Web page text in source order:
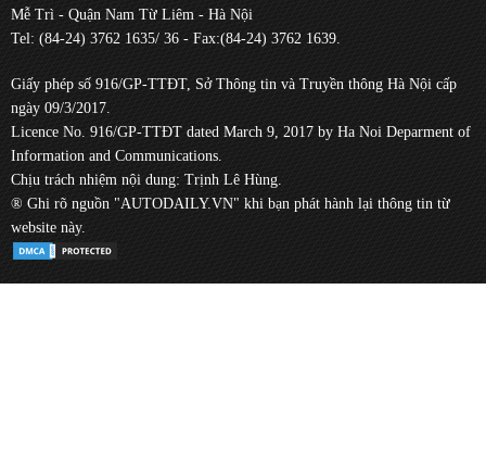
Mễ Trì - Quận Nam Từ Liêm - Hà Nội
Tel: (84-24) 3762 1635/ 36 - Fax:(84-24) 3762 1639.
Giấy phép số 916/GP-TTĐT, Sở Thông tin và Truyền thông Hà Nội cấp
ngày 09/3/2017.
Licence No. 916/GP-TTĐT dated March 9, 2017 by Ha Noi Deparment of
Information and Communications.
Chịu trách nhiệm nội dung: Trịnh Lê Hùng.
® Ghi rõ nguồn "AUTODAILY.VN" khi bạn phát hành lại thông tin từ
website này.